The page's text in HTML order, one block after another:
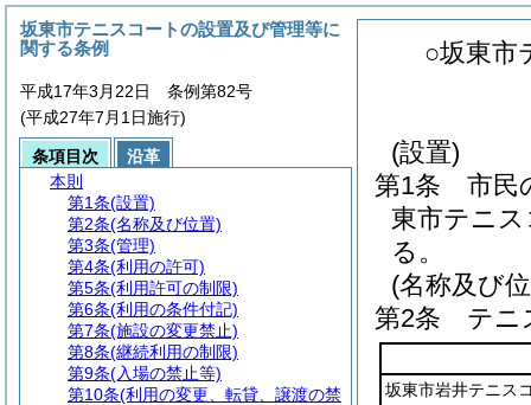
○坂東市
(設置)
第1条
市民
東市テニ
る。
(名称及び
第2条
テニ
坂東市岩井テニス
坂東市テニスコートの設置及び管理等に
関する条例
平成17年3月22日 条例第82号
(平成27年7月1日施行)
条項目次
沿革
本則
第1条(設置)
第2条(名称及び位置)
第3条(管理)
第4条(利用の許可)
第5条(利用許可の制限)
第6条(利用の条件付記)
第7条(施設の変更禁止)
第8条(継続利用の制限)
第9条(入場の禁止等)
第10条(利用の変更、転貸、譲渡の禁